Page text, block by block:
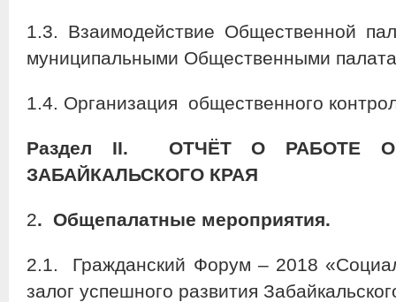
1.3. Взаимодействие Общественной
муниципальными Общественными
1.4. Организация общественного
Раздел II. ОТЧЁТ О РАБОТЕ
ЗАБАЙКАЛЬСКОГО КРАЯ
2. Общепалатные мероприятия.
2.1. Гражданский Форум – 2018
залог успешного развития